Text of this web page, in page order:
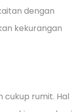
dengan
kekurangan
cukup rumit. Hal